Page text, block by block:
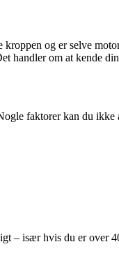
og er selve
handler om at kende
faktorer kan du
– især hvis du er over